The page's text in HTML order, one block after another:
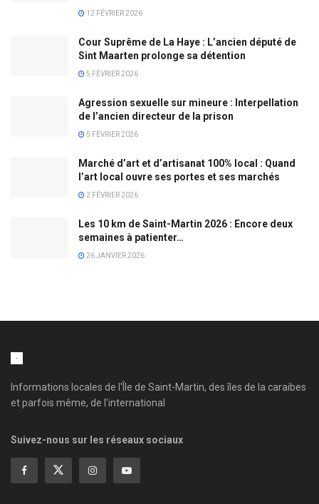
12 FÉVRIER 2026
Cour Suprême de La Haye : L’ancien député de
Sint Maarten prolonge sa détention
5 FÉVRIER 2026
Agression sexuelle sur mineure : Interpellation
de l’ancien directeur de la prison
5 FÉVRIER 2026
Marché d’art et d’artisanat 100% local : Quand
l’art local ouvre ses portes et ses marchés
2 FÉVRIER 2026
Les 10 km de Saint-Martin 2026 : Encore deux
semaines à patienter…
26 JANVIER 2026
Informations locales de l'Île de Saint-Martin, des îles de la caraibes
et parfois même, de l'international
Suivez-nous sur les réseaux sociaux